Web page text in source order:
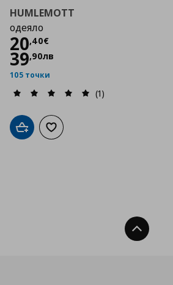
HUMLEMOTT
одеяло
20,40€
Цена
39,90лв
105 точки
(1)
Добави в кошницата
Добави към списъка с любими
Нагоре